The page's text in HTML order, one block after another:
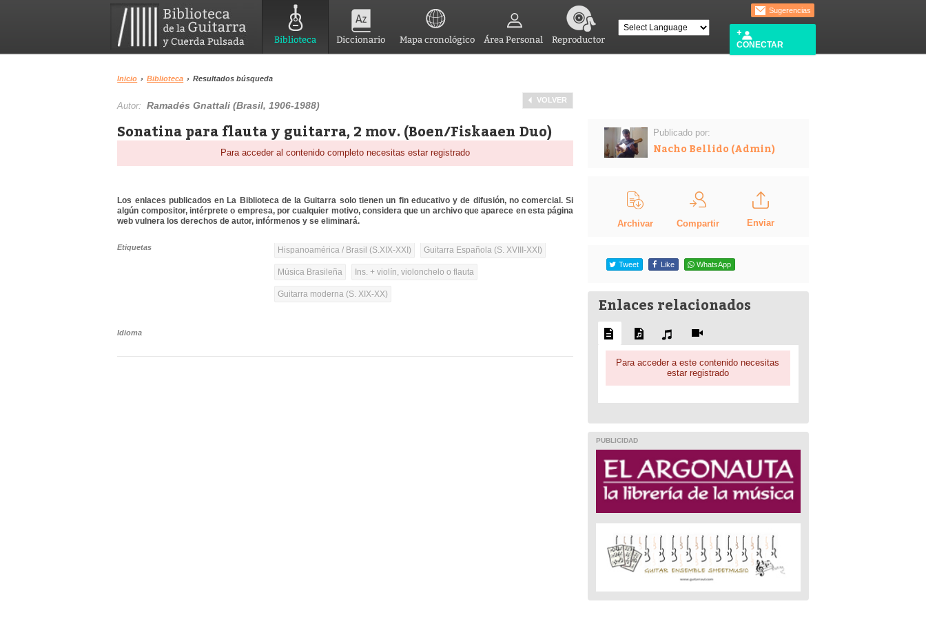
Biblioteca Diccionario Mapa cronológico Área Personal Reproductor
Sugerencias
CONECTAR
Inicio › Biblioteca › Resultados búsqueda
VOLVER
Autor:Ramadés Gnattali (Brasil, 1906-1988)
Sonatina para flauta y guitarra, 2 mov. (Boen/Fiskaaen Duo)
Para acceder al contenido completo necesitas estar registrado
Los enlaces publicados en La Biblioteca de la Guitarra solo tienen un fin educativo y de difusión, no comercial. Si
algún compositor, intérprete o empresa, por cualquier motivo, considera que un archivo que aparece en esta página
web vulnera los derechos de autor, infórmenos y se eliminará.
Etiquetas Hispanoamérica / Brasil (S.XIX-XXI) Guitarra Española (S. XVIII-XXI)
Música Brasileña Ins. + violín, violonchelo o flauta
Guitarra moderna (S. XIX-XX)
Idioma
Publicado por:
Nacho Bellido (Admin)
Archivar Compartir Enviar
Tweet Like WhatsApp
Enlaces relacionados
Para acceder a este contenido necesitas
estar registrado
PUBLICIDAD